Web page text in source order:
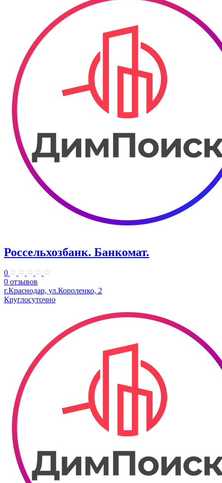
Россельхозбанк. Банкомат.
0
0 отзывов
​г.Краснодар, ул.Короленко, 2
Круглосуточно